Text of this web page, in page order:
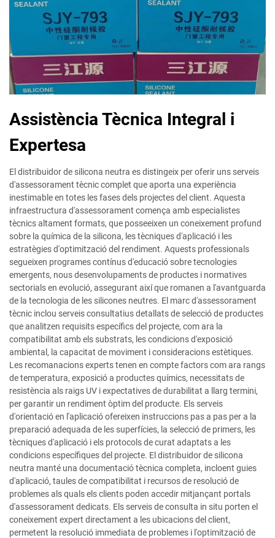
Assistència Tècnica Integral i
Expertesa
El distribuidor de silicona neutra es distingeix per oferir uns serveis
d'assessorament tècnic complet que aporta una experiència
inestimable en totes les fases dels projectes del client. Aquesta
infraestructura d'assessorament comença amb especialistes
tècnics altament formats, que posseeixen un coneixement profund
sobre la química de la silicona, les tècniques d'aplicació i les
estratègies d'optimització del rendiment. Aquests professionals
segueixen programes contínus d'educació sobre tecnologies
emergents, nous desenvolupaments de productes i normatives
sectorials en evolució, assegurant així que romanen a l'avantguarda
de la tecnologia de les silicones neutres. El marc d'assessorament
tècnic inclou serveis consultatius detallats de selecció de productes
que analitzen requisits específics del projecte, com ara la
compatibilitat amb els substrats, les condicions d'exposició
ambiental, la capacitat de moviment i consideracions estètiques.
Les recomanacions experts tenen en compte factors com ara rangs
de temperatura, exposició a productes químics, necessitats de
resistència als raigs UV i expectatives de durabilitat a llarg termini,
per garantir un rendiment òptim del producte. Els serveis
d'orientació en l'aplicació ofereixen instruccions pas a pas per a la
preparació adequada de les superfícies, la selecció de primers, les
tècniques d'aplicació i els protocols de curat adaptats a les
condicions específiques del projecte. El distribuidor de silicona
neutra manté una documentació tècnica completa, incloent guies
d'aplicació, taules de compatibilitat i recursos de resolució de
problemes als quals els clients poden accedir mitjançant portals
d'assessorament dedicats. Els serveis de consulta in situ porten el
coneixement expert directament a les ubicacions del client,
permetent la resolució immediata de problemes i l'optimització de